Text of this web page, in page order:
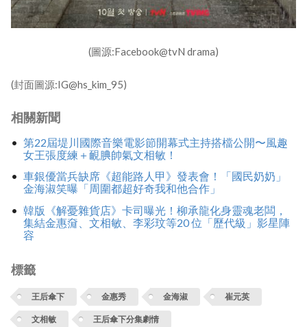
(圖源:Facebook@tvN drama)
(封面圖源:IG@hs_kim_95)
相關新聞
第22屆堤川國際音樂電影節開幕式主持搭檔公開〜風趣
女王張度練＋靦腆帥氣文相敏！
車銀優當兵缺席《超能路人甲》發表會！「國民奶奶」
金海淑笑曝「周圍都超好奇我和他合作」
韓版《解憂雜貨店》卡司曝光！柳承龍化身靈魂老闆，
集結金惠奫、文相敏、李彩玟等20 位「歷代級」影星陣
容
標籤
王后傘下 金惠秀 金海淑 崔元英
文相敏 王后傘下分集劇情